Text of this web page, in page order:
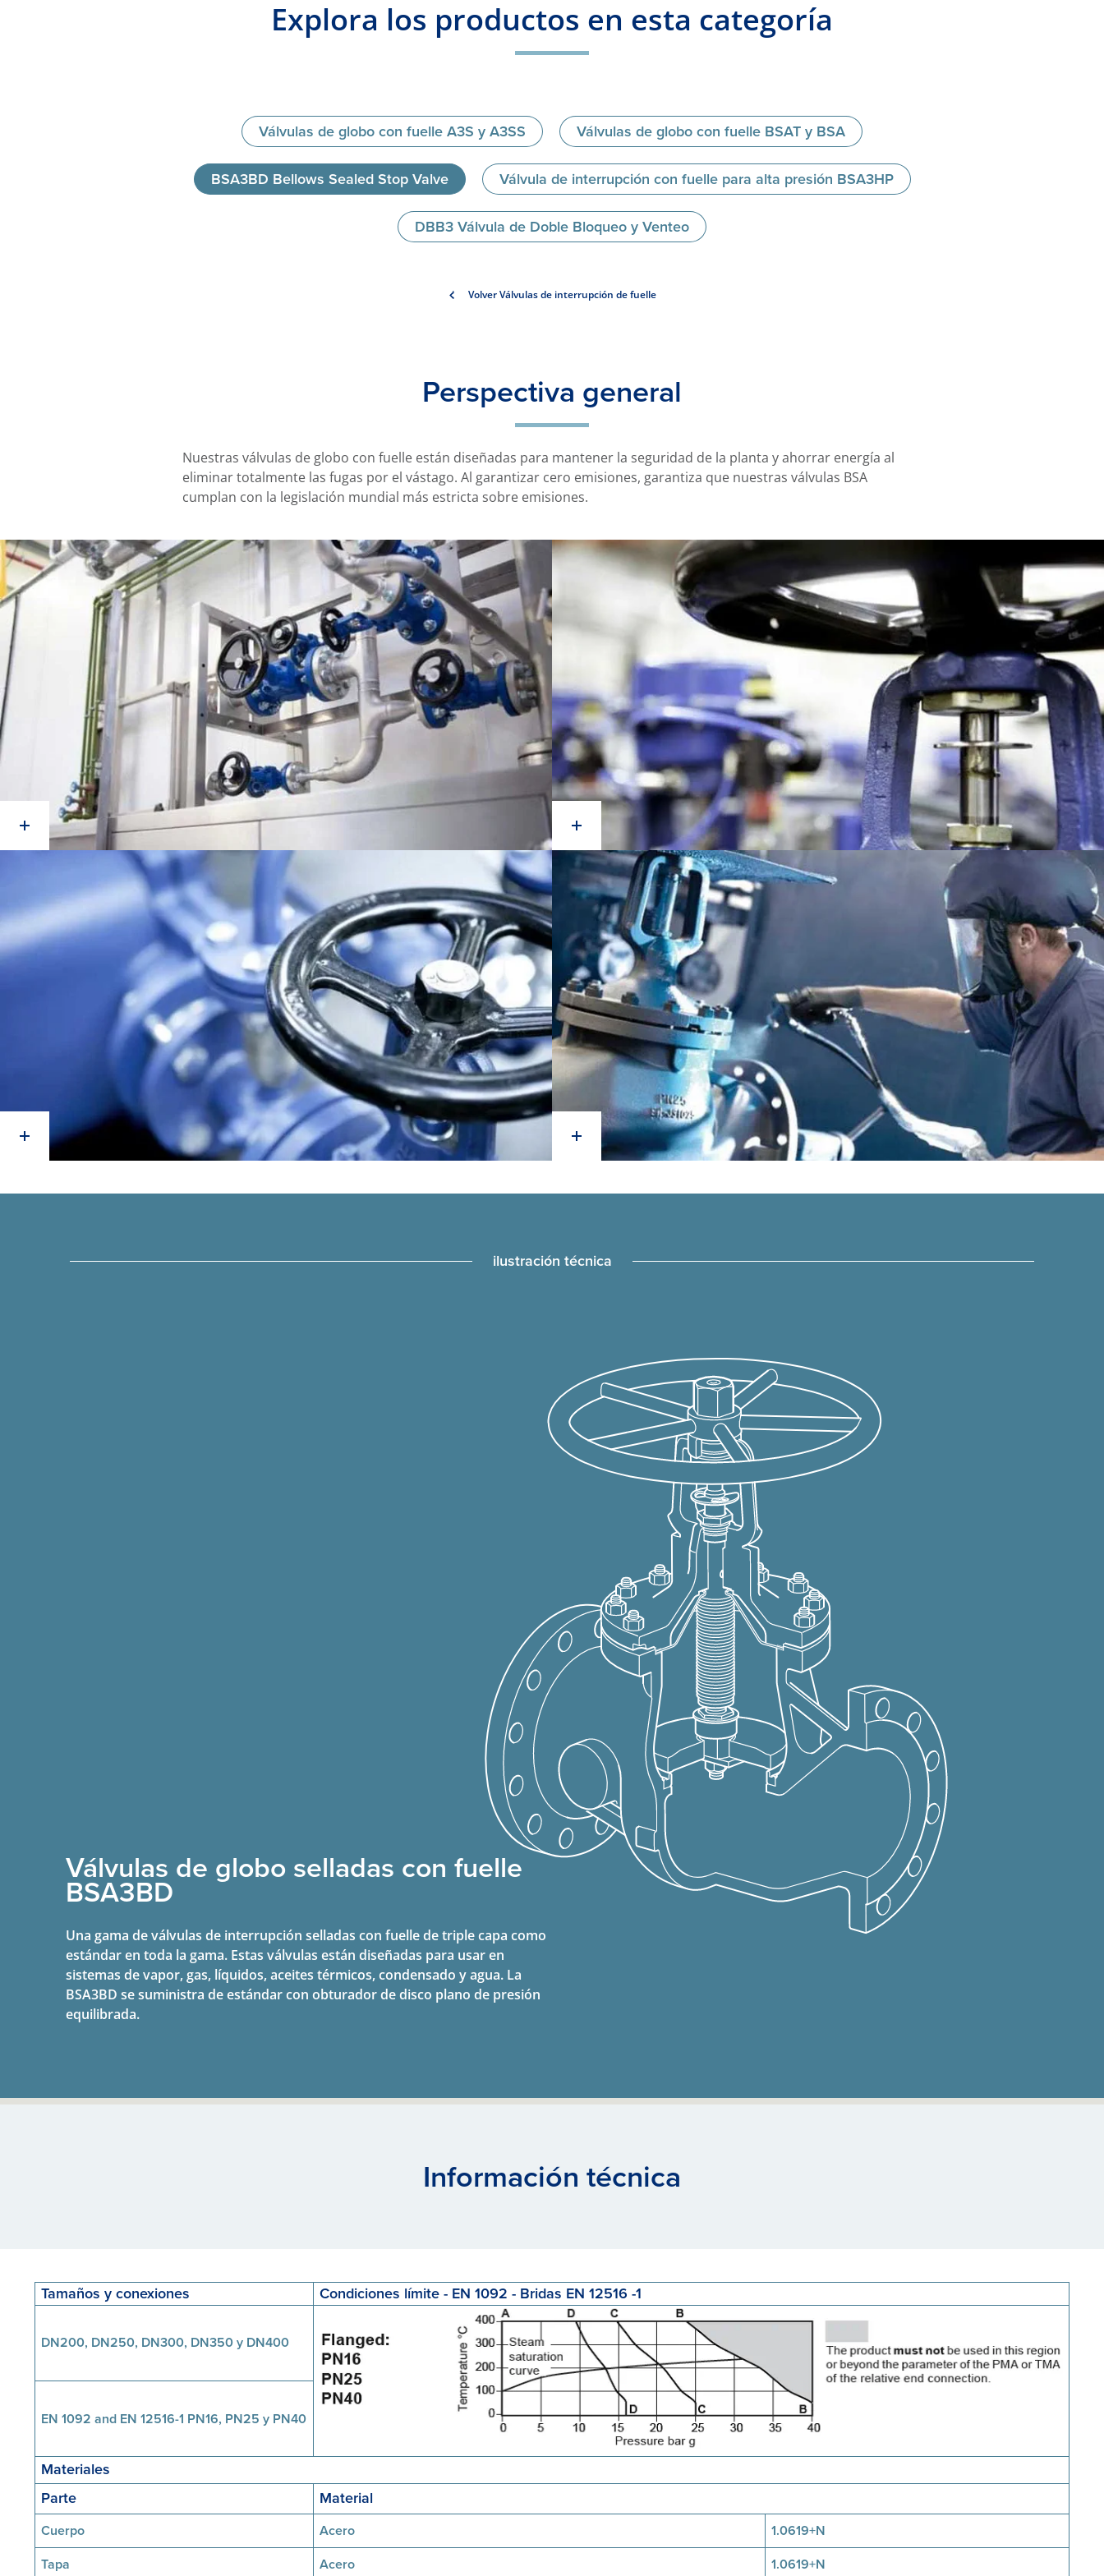
Explora los productos en esta categoría
Válvulas de globo con fuelle A3S y A3SS Válvulas de globo con fuelle BSAT y BSA
BSA3BD Bellows Sealed Stop Valve Válvula de interrupción con fuelle para alta presión BSA3HP
DBB3 Válvula de Doble Bloqueo y Venteo
Volver Válvulas de interrupción de fuelle
Perspectiva general
Nuestras válvulas de globo con fuelle están diseñadas para mantener la seguridad de la planta y ahorrar energía al
eliminar totalmente las fugas por el vástago. Al garantizar cero emisiones, garantiza que nuestras válvulas BSA
cumplan con la legislación mundial más estricta sobre emisiones.
ilustración técnica
Válvulas de globo selladas con fuelle
BSA3BD
Una gama de válvulas de interrupción selladas con fuelle de triple capa como
estándar en toda la gama. Estas válvulas están diseñadas para usar en
sistemas de vapor, gas, líquidos, aceites térmicos, condensado y agua. La
BSA3BD se suministra de estándar con obturador de disco plano de presión
equilibrada.
Información técnica
Tamaños y conexiones Condiciones límite - EN 1092 - Bridas EN 12516 -1
DN200, DN250, DN300, DN350 y DN400
EN 1092 and EN 12516-1 PN16, PN25 y PN40
Materiales
Parte
Material
Cuerpo Acero
1.0619+N
Tapa
Acero 1.0619+N